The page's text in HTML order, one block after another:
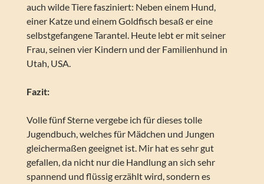
auch wilde Tiere fasziniert: Neben einem Hund,
einer Katze und einem Goldfisch besaß er eine
selbstgefangene Tarantel. Heute lebt er mit seiner
Frau, seinen vier Kindern und der Familienhund in
Utah, USA.
Fazit:
Volle fünf Sterne vergebe ich für dieses tolle
Jugendbuch, welches für Mädchen und Jungen
gleichermaßen geeignet ist. Mir hat es sehr gut
gefallen, da nicht nur die Handlung an sich sehr
spannend und flüssig erzählt wird, sondern es